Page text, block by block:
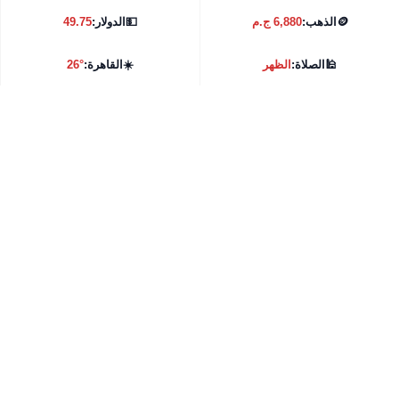
🪙 الذهب:6,880 ج.م 💵الدولار:49.75
🕌الصلاة:الظهر ☀️القاهرة:26°